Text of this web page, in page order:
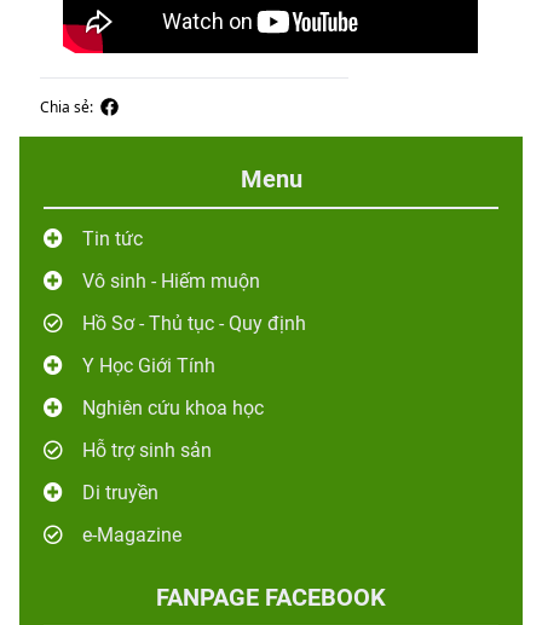
Chia sẻ:
Menu
Tin tức
Vô sinh - Hiếm muộn
Hồ Sơ - Thủ tục - Quy định
Y Học Giới Tính
Nghiên cứu khoa học
Hỗ trợ sinh sản
Di truyền
e-Magazine
FANPAGE FACEBOOK